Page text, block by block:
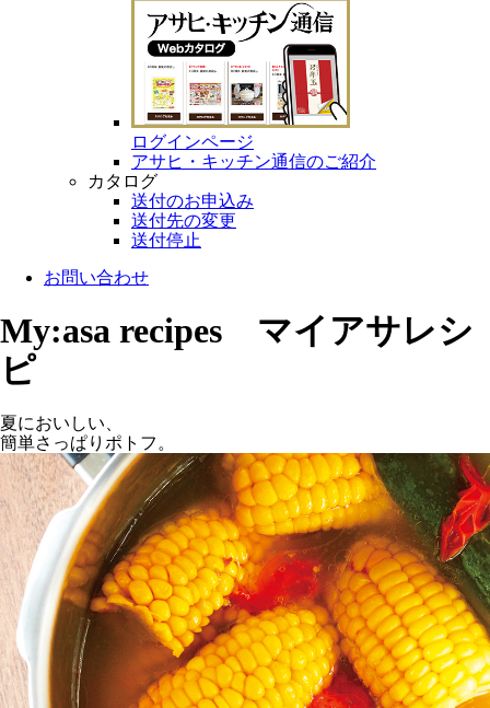
ログインページ
アサヒ・キッチン通信のご紹介
カタログ
送付のお申込み
送付先の変更
送付停止
お問い合わせ
My:asa recipes マイアサレシ
ピ
夏においしい、
簡単さっぱりポトフ。